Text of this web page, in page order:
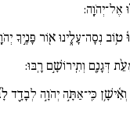
אֶל־יְהֹוָֽה:
נְסָה־עָלֵ֑ינוּ א֖וֹר פָּנֶ֣יךָ
דְּגָנָ֖ם וְתִֽירוֹשָׁ֣ם רָֽבּוּ:
כִּֽי־אַתָּ֣ה יְהֹוָ֣ה לְבָדָ֪ד